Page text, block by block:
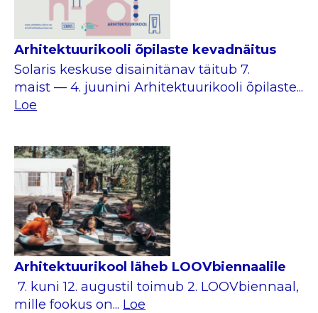
Arhitektuurikooli õpilaste kevadnäitus
Solaris keskuse disainitänav täitub 7.
maist — 4. juunini Arhitektuurikooli õpilaste...
Loe
Arhitektuurikool läheb LOOVbiennaalile
7. kuni 12. augustil toimub 2. LOOVbiennaal,
mille fookus on... Loe